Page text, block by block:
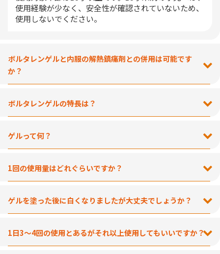
使用経験が少なく、安全性が確認されていないため、
使用しないでください。
ボルタレンゲルと内服の解熱鎮痛剤との併用は可能です
か？
ボルタレンゲルの特長は？
ゲルって何？
1回の使用量はどれぐらいですか？
ゲルを塗った後に白くなりましたが大丈夫でしょうか？
1日3～4回の使用とあるがそれ以上使用してもいいですか？